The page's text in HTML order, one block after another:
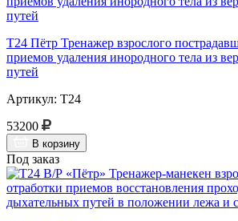
Т24 Пётр Тренажер взрослого
приемов удаления инородного тела из
путей
Артикул: Т24
53200
В корзину
Под заказ